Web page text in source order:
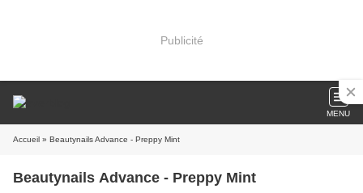
Publicité
MENU
Accueil » Beautynails Advance - Preppy Mint
Beautynails Advance - Preppy Mint